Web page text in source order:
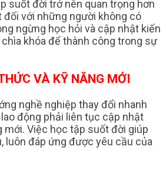
suốt đời trở nên quan trọng hơn
đối với những người không có
ngừng học hỏi và cập nhật kiến
khóa để thành công trong sự
VÀ KỸ NĂNG MỚI
nghề nghiệp thay đổi nhanh
động phải liên tục cập nhật
mới. Việc học tập suốt đời giúp
luôn đáp ứng được yêu cầu của